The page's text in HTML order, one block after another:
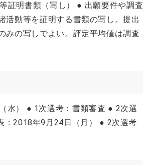
証明書類（写し） ● 出願要件や調査
活動等を証明する書類の写し。提出
みの写しでよい。評定平均値は調査
水） ● 1次選考：書類審査 ● 2次選
：2018年9月24日（月） ● 2次選考